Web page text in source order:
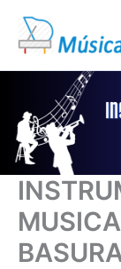
contenido